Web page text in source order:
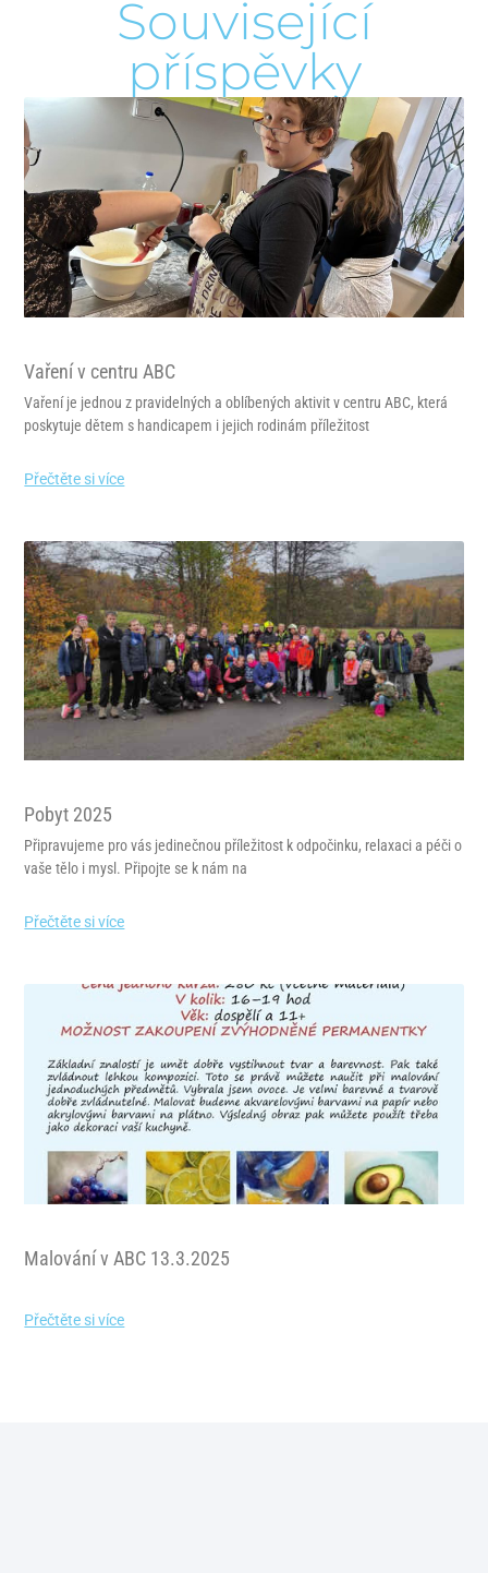
Související
příspěvky
Vaření v centru ABC
Vaření je jednou z pravidelných a oblíbených aktivit v centru ABC, která
poskytuje dětem s handicapem i jejich rodinám příležitost
Přečtěte si více
Pobyt 2025
Připravujeme pro vás jedinečnou příležitost k odpočinku, relaxaci a péči o
vaše tělo i mysl. Připojte se k nám na
Přečtěte si více
Malování v ABC 13.3.2025
Přečtěte si více